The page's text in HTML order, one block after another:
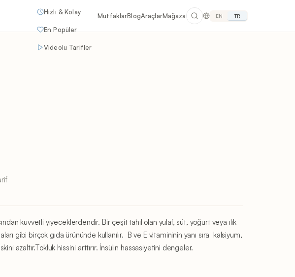
Hızlı & Kolay
En Popüler
Videolu Tarifler
MutfaklarBlogAraçlarMağaza EN TR
kuvvetli yiyeceklerdendir. Bir çeşit tahıl olan yulaf, süt, yoğurt veya ılık
gibi birçok gıda ürününde kullanılır. B ve E vitamininin yanı sıra kalsiyum,
azaltır.Tokluk hissini arttırır. İnsülin hassasiyetini dengeler.